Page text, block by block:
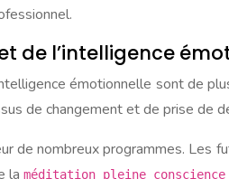
de l’intelligence
émotionnelle sont de
de changement et de prise de
de nombreux programmes. Les
la méditation pleine conscience